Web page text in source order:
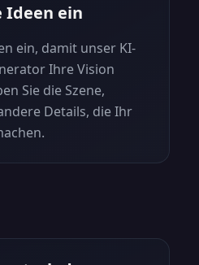
Ideen ein
ein, damit unser KI-
Ihre Vision
Sie die Szene,
Details, die Ihr